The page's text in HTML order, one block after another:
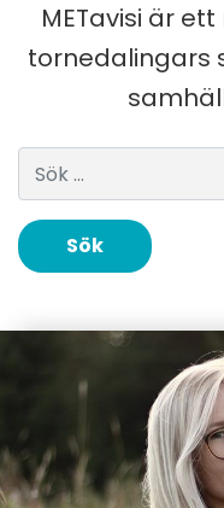
METavisi är
tornedalingars
Sök efter: